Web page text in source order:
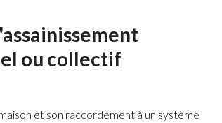
ou collectif
et son raccordement à un système